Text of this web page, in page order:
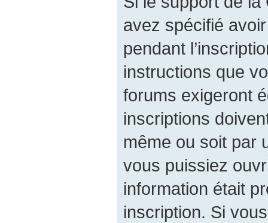
avez spécifié
pendant
instructions que
forums exigeront
inscriptions
même ou soit par
vous puissiez
information était
inscription. Si